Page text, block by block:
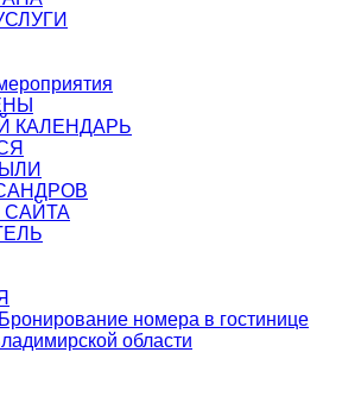
КАЛЕНДАРЬ
САЙТА
Бронирование номера в гостинице
области